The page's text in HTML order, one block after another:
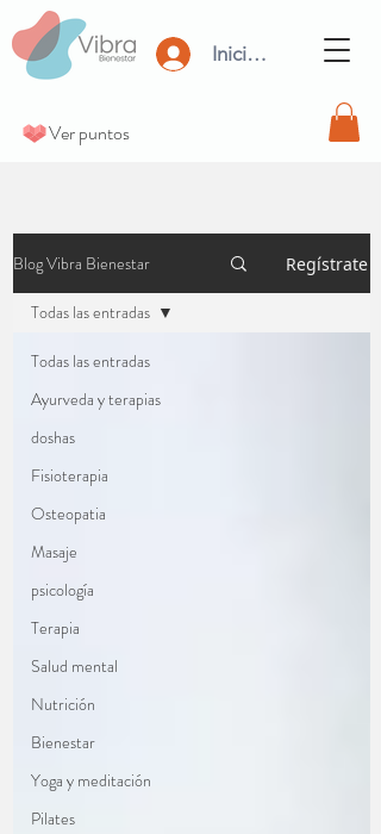
Iniciar Sesión
Ver puntos
Blog Vibra Bienestar Regístrate
Todas las entradas
Ayurveda y terapias
doshas
Fisioterapia
Osteopatia
Masaje
psicología
Terapia
Salud mental
Nutrición
Bienestar
Yoga y meditación
Pilates
Todas las entradas